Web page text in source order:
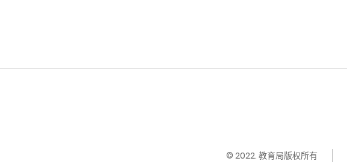
© 2022. 教育局版权所有